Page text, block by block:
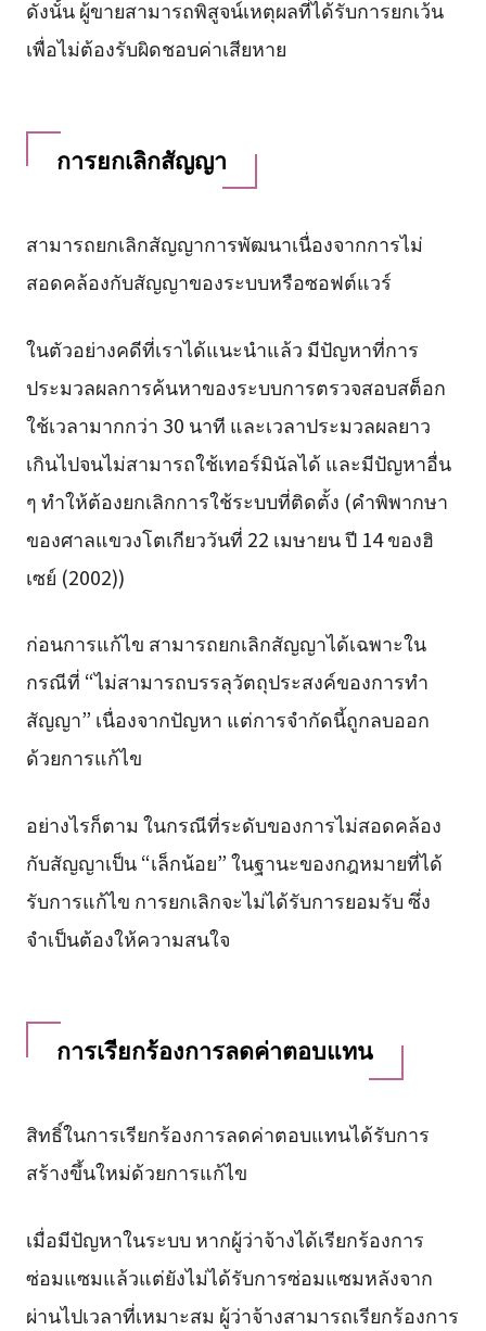
ดังนั้น ผู้ขายสามารถพิสูจน์เหตุผลที่ได้รับการยกเว้น
เพื่อไม่ต้องรับผิดชอบค่าเสียหาย
การยกเลิกสัญญา
สามารถยกเลิกสัญญาการพัฒนาเนื่องจากการไม่
สอดคล้องกับสัญญาของระบบหรือซอฟต์แวร์
ในตัวอย่างคดีที่เราได้แนะนำแล้ว มีปัญหาที่การ
ประมวลผลการค้นหาของระบบการตรวจสอบสต็อก
ใช้เวลามากกว่า 30 นาที และเวลาประมวลผลยาว
เกินไปจนไม่สามารถใช้เทอร์มินัลได้ และมีปัญหาอื่น
ๆ ทำให้ต้องยกเลิกการใช้ระบบที่ติดตั้ง (คำพิพากษา
ของศาลแขวงโตเกียววันที่ 22 เมษายน ปี 14 ของฮิ
เซย์ (2002))
ก่อนการแก้ไข สามารถยกเลิกสัญญาได้เฉพาะใน
กรณีที่ “ไม่สามารถบรรลุวัตถุประสงค์ของการทำ
สัญญา” เนื่องจากปัญหา แต่การจำกัดนี้ถูกลบออก
ด้วยการแก้ไข
อย่างไรก็ตาม ในกรณีที่ระดับของการไม่สอดคล้อง
กับสัญญาเป็น “เล็กน้อย” ในฐานะของกฎหมายที่ได้
รับการแก้ไข การยกเลิกจะไม่ได้รับการยอมรับ ซึ่ง
จำเป็นต้องให้ความสนใจ
การเรียกร้องการลดค่าตอบแทน
สิทธิ์ในการเรียกร้องการลดค่าตอบแทนได้รับการ
สร้างขึ้นใหม่ด้วยการแก้ไข
เมื่อมีปัญหาในระบบ หากผู้ว่าจ้างได้เรียกร้องการ
ซ่อมแซมแล้วแต่ยังไม่ได้รับการซ่อมแซมหลังจาก
ผ่านไปเวลาที่เหมาะสม ผู้ว่าจ้างสามารถเรียกร้องการ